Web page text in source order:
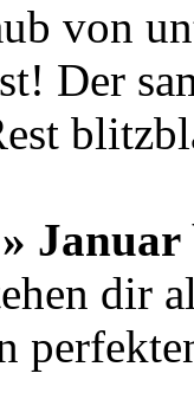
von
Der
» Januar
dir